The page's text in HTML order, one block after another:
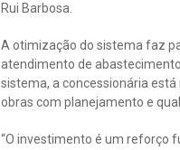
Rui Barbosa.
A otimização do sistema faz
atendimento de
sistema, a concessionária
obras com planejamento e
“O investimento é um reforço